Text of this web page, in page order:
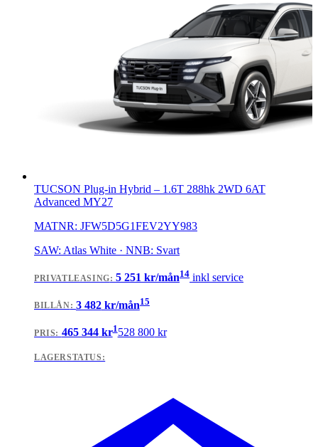
TUCSON Plug-in Hybrid – 1.6T 288hk 2WD 6AT
Advanced MY27
MATNR: JFW5D5G1FEV2YY983
SAW: Atlas White · NNB: Svart
PRIVATLEASING:5 251 kr/mån14 inkl service
BILLÅN: 3 482kr/mån15
PRIS: 465 344kr1528 800kr
LAGERSTATUS: